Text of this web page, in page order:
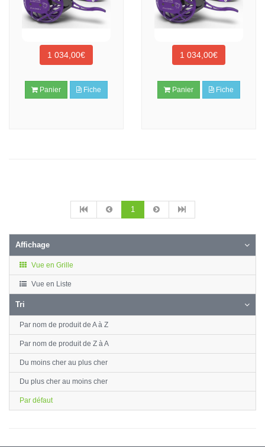
1 034,00€
Panier Fiche
1 034,00€
Panier Fiche
1
Affichage
Vue en Grille
Vue en Liste
Tri
Par nom de produit de A à Z
Par nom de produit de Z à A
Du moins cher au plus cher
Du plus cher au moins cher
Par défaut